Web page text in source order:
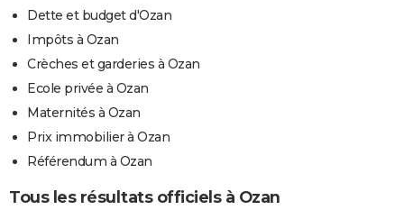
Dette et budget d'Ozan
Impôts à Ozan
Crèches et garderies à Ozan
Ecole privée à Ozan
Maternités à Ozan
Prix immobilier à Ozan
Référendum à Ozan
Tous les résultats officiels à Ozan